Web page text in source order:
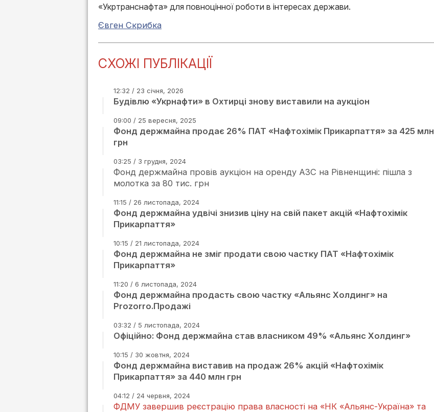
«Укртранснафта» для повноцінної роботи в інтересах держави.
Євген Скрибка
СХОЖІ ПУБЛІКАЦІЇ
12:32 / 23 січня, 2026
Будівлю «Укрнафти» в Охтирці знову виставили на аукціон
09:00 / 25 вересня, 2025
Фонд держмайна продає 26% ПАТ «Нафтохімік Прикарпаття» за 425 млн
грн
03:25 / 3 грудня, 2024
Фонд держмайна провів аукціон на оренду АЗС на Рівненщині: пішла з
молотка за 80 тис. грн
11:15 / 26 листопада, 2024
Фонд держмайна удвічі знизив ціну на свій пакет акцій «Нафтохімік
Прикарпаття»
10:15 / 21 листопада, 2024
Фонд держмайна не зміг продати свою частку ПАТ «Нафтохімік
Прикарпаття»
11:20 / 6 листопада, 2024
Фонд держмайна продасть свою частку «Альянс Холдинг» на
Prozorro.Продажі
03:32 / 5 листопада, 2024
Офіційно: Фонд держмайна став власником 49% «Альянс Холдинг»
10:15 / 30 жовтня, 2024
Фонд держмайна виставив на продаж 26% акцій «Нафтохімік
Прикарпаття» за 440 млн грн
04:12 / 24 червня, 2024
ФДМУ завершив реєстрацію права власності на «НК «Альянс-Україна» та